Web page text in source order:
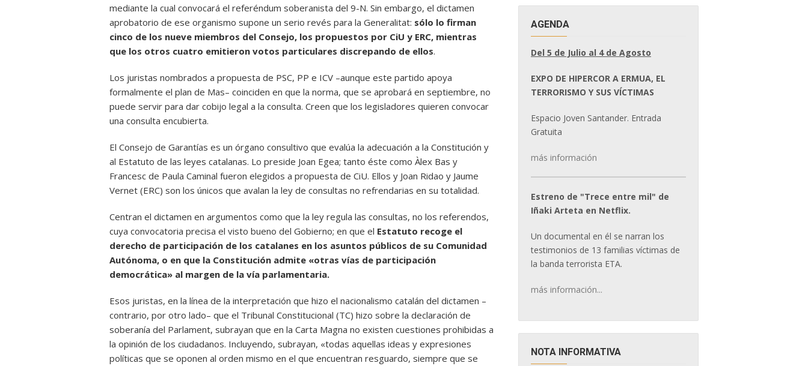
mediante la cual convocará el referéndum soberanista del 9-N. Sin embargo, el dictamen
aprobatorio de ese organismo supone un serio revés para la Generalitat: sólo lo firman
cinco de los nueve miembros del Consejo, los propuestos por CiU y ERC, mientras
que los otros cuatro emitieron votos particulares discrepando de ellos.
Los juristas nombrados a propuesta de PSC, PP e ICV –aunque este partido apoya
formalmente el plan de Mas– coinciden en que la norma, que se aprobará en septiembre, no
puede servir para dar cobijo legal a la consulta. Creen que los legisladores quieren convocar
una consulta encubierta.
El Consejo de Garantías es un órgano consultivo que evalúa la adecuación a la Constitución y
al Estatuto de las leyes catalanas. Lo preside Joan Egea; tanto éste como Àlex Bas y
Francesc de Paula Caminal fueron elegidos a propuesta de CiU. Ellos y Joan Ridao y Jaume
Vernet (ERC) son los únicos que avalan la ley de consultas no refrendarias en su totalidad.
Centran el dictamen en argumentos como que la ley regula las consultas, no los referendos,
cuya convocatoria precisa el visto bueno del Gobierno; en que el Estatuto recoge el
derecho de participación de los catalanes en los asuntos públicos de su Comunidad
Autónoma, o en que la Constitución admite «otras vías de participación
democrática» al margen de la vía parlamentaria.
Esos juristas, en la línea de la interpretación que hizo el nacionalismo catalán del dictamen –
contrario, por otro lado– que el Tribunal Constitucional (TC) hizo sobre la declaración de
soberanía del Parlament, subrayan que en la Carta Magna no existen cuestiones prohibidas a
la opinión de los ciudadanos. Incluyendo, subrayan, «todas aquellas ideas y expresiones
políticas que se oponen al orden mismo en el que encuentran resguardo, siempre que se
AGENDA
Del 5 de Julio al 4 de Agosto
EXPO DE HIPERCOR A ERMUA, EL
TERRORISMO Y SUS VÍCTIMAS
Espacio Joven Santander. Entrada
Gratuita
más información
Estreno de "Trece entre mil" de
Iñaki Arteta en Netflix.
Un documental en él se narran los
testimonios de 13 familias víctimas de
la banda terrorista ETA.
más información...
NOTA INFORMATIVA